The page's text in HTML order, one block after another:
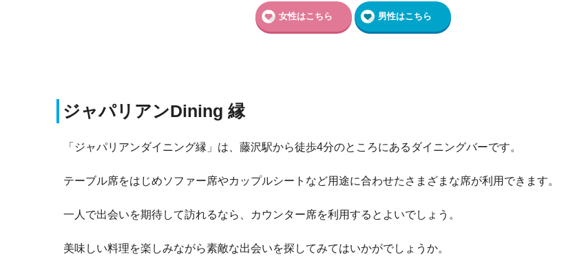
女性はこちら 男性はこちら
ジャパリアンDining 縁
「ジャパリアンダイニング縁」は、藤沢駅から徒歩4分のところにあるダイニングバーです。
テーブル席をはじめソファー席やカップルシートなど用途に合わせたさまざまな席が利用できます。
一人で出会いを期待して訪れるなら、カウンター席を利用するとよいでしょう。
美味しい料理を楽しみながら素敵な出会いを探してみてはいかがでしょうか。